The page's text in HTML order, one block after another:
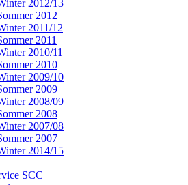
2012/13
2012
2011/12
2011
2010/11
2010
2009/10
2009
2008/09
2008
2007/08
2007
2014/15
SCC